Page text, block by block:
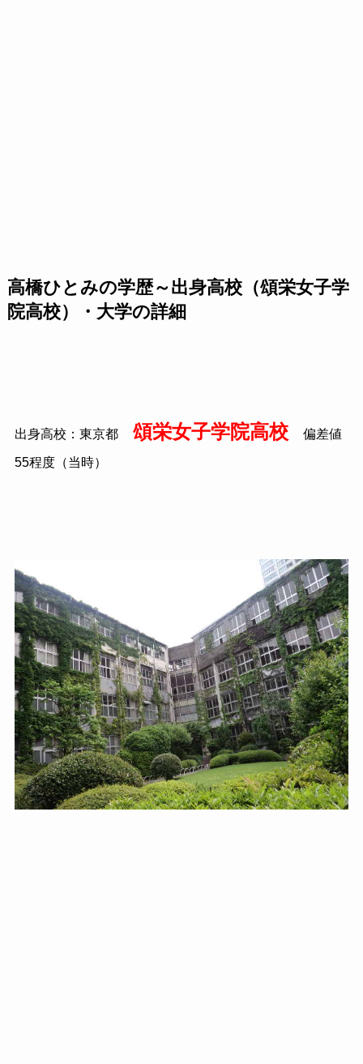
高橋ひとみの学歴～出身高校（頌栄女子学
院高校）・大学の詳細
出身高校：東京都 頌栄女子学院高校 偏差値
55程度（当時）